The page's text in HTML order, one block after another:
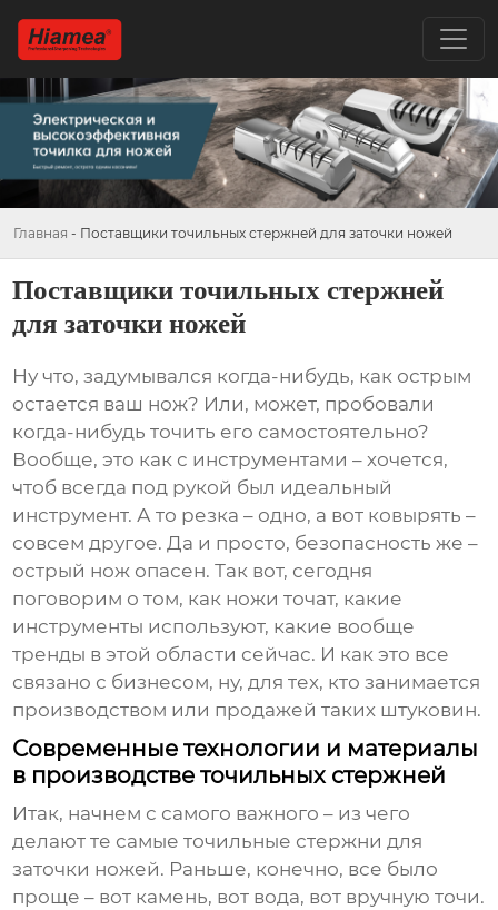
Главная - Поставщики точильных стержней для заточки ножей
Поставщики точильных стержней
для заточки ножей
Ну что, задумывался когда-нибудь, как острым
остается ваш нож? Или, может, пробовали
когда-нибудь точить его самостоятельно?
Вообще, это как с инструментами – хочется,
чтоб всегда под рукой был идеальный
инструмент. А то резка – одно, а вот ковырять –
совсем другое. Да и просто, безопасность же –
острый нож опасен. Так вот, сегодня
поговорим о том, как ножи точат, какие
инструменты используют, какие вообще
тренды в этой области сейчас. И как это все
связано с бизнесом, ну, для тех, кто занимается
производством или продажей таких штуковин.
Современные технологии и материалы
в производстве точильных стержней
Итак, начнем с самого важного – из чего
делают те самыеточильные стержни для
заточки ножей. Раньше, конечно, все было
проще – вот камень, вот вода, вот вручную точи.